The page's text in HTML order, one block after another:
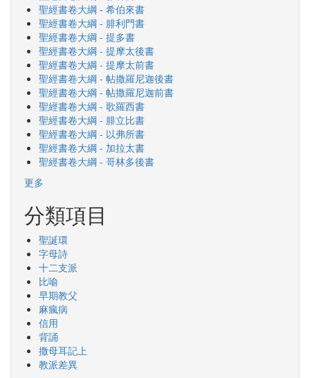
聖經書卷大綱 - 希伯來書
聖經書卷大綱 - 腓利門書
聖經書卷大綱 - 提多書
聖經書卷大綱 - 提摩太後書
聖經書卷大綱 - 提摩太前書
聖經書卷大綱 - 帖撒羅尼迦後書
聖經書卷大綱 - 帖撒羅尼迦前書
聖經書卷大綱 - 歌羅西書
聖經書卷大綱 - 腓立比書
聖經書卷大綱 - 以弗所書
聖經書卷大綱 - 加拉太書
聖經書卷大綱 - 哥林多後書
更多
分類項目
聖誕環
字母詩
十二支派
比喻
早期教父
麻瘋病
信用
背誦
撒母耳記上
教派差異